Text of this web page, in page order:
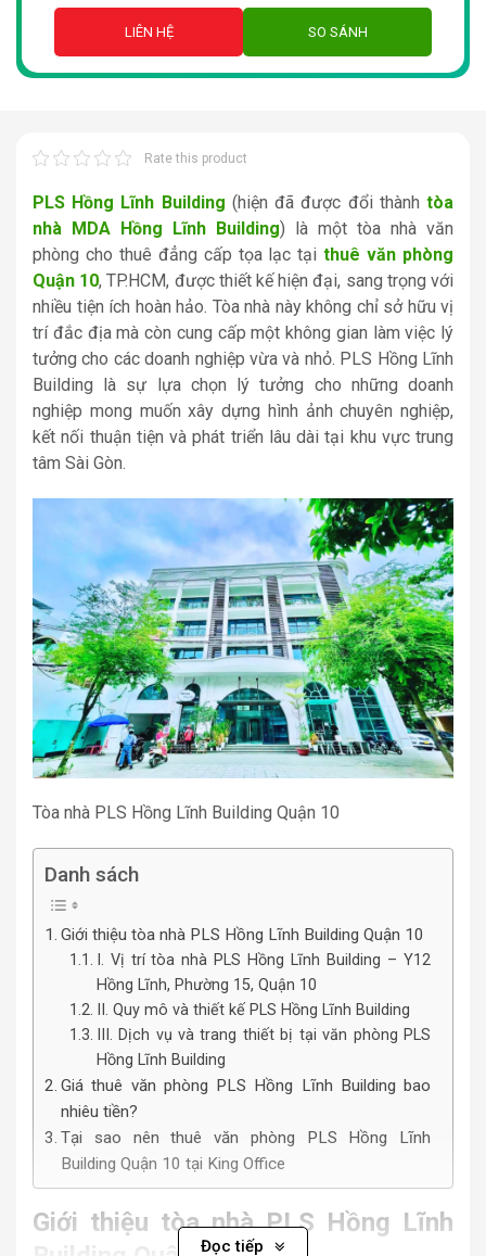
LIÊN HỆ SO SÁNH
Rate this product
PLS Hồng Lĩnh Building (hiện đã được đổi thànhtòa
nhà MDA Hồng Lĩnh Building) là một tòa nhà văn
phòng cho thuê đẳng cấp tọa lạc tạithuê văn phòng
Quận 10, TP.HCM, được thiết kế hiện đại, sang trọng với
nhiều tiện ích hoàn hảo. Tòa nhà này không chỉ sở hữu vị
trí đắc địa mà còn cung cấp một không gian làm việc lý
tưởng cho các doanh nghiệp vừa và nhỏ. PLS Hồng Lĩnh
Building là sự lựa chọn lý tưởng cho những doanh
nghiệp mong muốn xây dựng hình ảnh chuyên nghiệp,
kết nối thuận tiện và phát triển lâu dài tại khu vực trung
tâm Sài Gòn.
Tòa nhà PLS Hồng Lĩnh Building Quận 10
Danh sách
Giới thiệu tòa nhà PLS Hồng Lĩnh Building Quận 10
I. Vị trí tòa nhà PLS Hồng Lĩnh Building – Y12
Hồng Lĩnh, Phường 15, Quận 10
II. Quy mô và thiết kế PLS Hồng Lĩnh Building
III. Dịch vụ và trang thiết bị tại văn phòng PLS
Hồng Lĩnh Building
Giá thuê văn phòng PLS Hồng Lĩnh Building bao
nhiêu tiền?
Tại sao nên thuê văn phòng PLS Hồng Lĩnh
Building Quận 10 tại King Office
Giới thiệu tòa nhà PLS Hồng Lĩnh
Đọc tiếp